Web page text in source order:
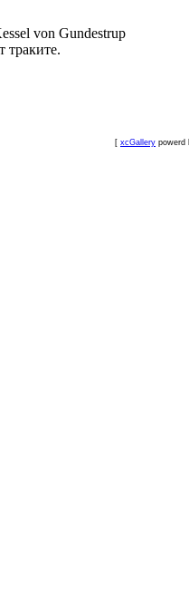
von Gundestrup
траките.
[ xcGallery